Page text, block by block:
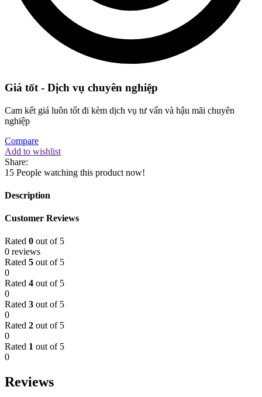
Giá tốt - Dịch vụ chuyên nghiệp
Cam kết giá luôn tốt đi kèm dịch vụ tư vấn và hậu mãi chuyên
nghiệp
Compare
Add to wishlist
Share:
15 People watching this product now!
Description
Customer Reviews
Rated 0 out of 5
0 reviews
Rated 5 out of 5
0
Rated 4 out of 5
0
Rated 3 out of 5
0
Rated 2 out of 5
0
Rated 1 out of 5
0
Reviews